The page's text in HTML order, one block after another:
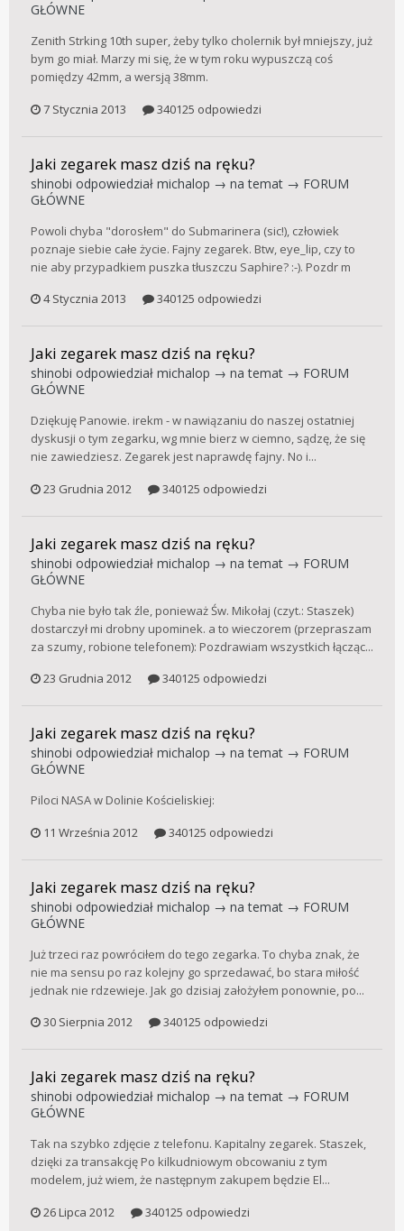
GŁÓWNE
Zenith Strking 10th super, żeby tylko cholernik był mniejszy, już
bym go miał. Marzy mi się, że w tym roku wypuszczą coś
pomiędzy 42mm, a wersją 38mm.
7 Stycznia 2013
340125 odpowiedzi
Jaki zegarek masz dziś na ręku?
shinobi odpowiedział michalop → na temat → FORUM
GŁÓWNE
Powoli chyba "dorosłem" do Submarinera (sic!), człowiek
poznaje siebie całe życie. Fajny zegarek. Btw, eye_lip, czy to
nie aby przypadkiem puszka tłuszczu Saphire? :-). Pozdr m
4 Stycznia 2013
340125 odpowiedzi
Jaki zegarek masz dziś na ręku?
shinobi odpowiedział michalop → na temat → FORUM
GŁÓWNE
Dziękuję Panowie. irekm - w nawiązaniu do naszej ostatniej
dyskusji o tym zegarku, wg mnie bierz w ciemno, sądzę, że się
nie zawiedziesz. Zegarek jest naprawdę fajny. No i...
23 Grudnia 2012
340125 odpowiedzi
Jaki zegarek masz dziś na ręku?
shinobi odpowiedział michalop → na temat → FORUM
GŁÓWNE
Chyba nie było tak źle, ponieważ Św. Mikołaj (czyt.: Staszek)
dostarczył mi drobny upominek. a to wieczorem (przepraszam
za szumy, robione telefonem): Pozdrawiam wszystkich łącząc...
23 Grudnia 2012
340125 odpowiedzi
Jaki zegarek masz dziś na ręku?
shinobi odpowiedział michalop → na temat → FORUM
GŁÓWNE
Piloci NASA w Dolinie Kościeliskiej:
11 Września 2012
340125 odpowiedzi
Jaki zegarek masz dziś na ręku?
shinobi odpowiedział michalop → na temat → FORUM
GŁÓWNE
Już trzeci raz powróciłem do tego zegarka. To chyba znak, że
nie ma sensu po raz kolejny go sprzedawać, bo stara miłość
jednak nie rdzewieje. Jak go dzisiaj założyłem ponownie, po...
30 Sierpnia 2012
340125 odpowiedzi
Jaki zegarek masz dziś na ręku?
shinobi odpowiedział michalop → na temat → FORUM
GŁÓWNE
Tak na szybko zdjęcie z telefonu. Kapitalny zegarek. Staszek,
dzięki za transakcję Po kilkudniowym obcowaniu z tym
modelem, już wiem, że następnym zakupem będzie El...
26 Lipca 2012
340125 odpowiedzi